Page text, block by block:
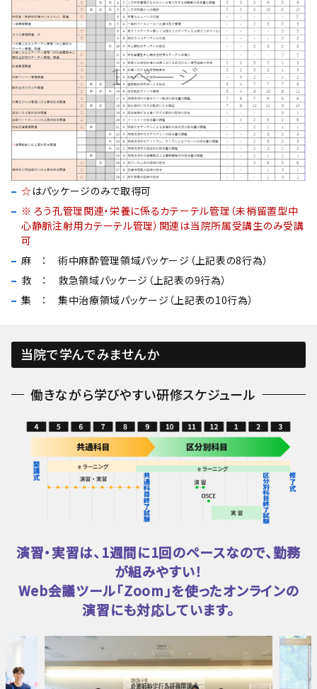
☆はパッケージのみで取得可
※ ろう孔管理関連・栄養に係るカテーテル管理（未梢留置型中
心静脈注射用カテーテル管理）関連は当院所属受講生のみ受講
可
麻 ： 術中麻酔管理領域パッケージ（上記表の8行為）
救 ： 救急領域パッケージ（上記表の9行為）
集 ： 集中治療領域パッケージ（上記表の10行為）
当院で学んでみませんか
働きながら学びやすい研修スケジュール
演習・実習は、1週間に1回のペースなので、勤務
が組みやすい！
Web会議ツール「Zoom」を使ったオンラインの
演習にも対応しています。